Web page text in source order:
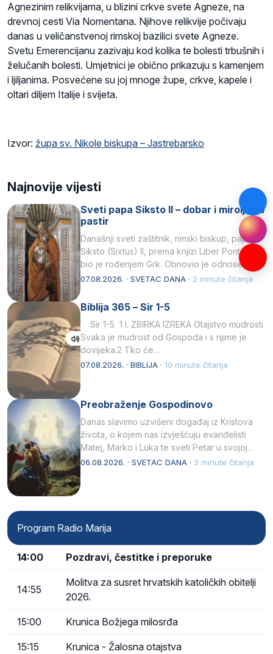
Agnezinim relikvijama, u blizini crkve svete Agneze, na
drevnoj cesti Via Nomentana. Njihove relikvije počivaju
danas u veličanstvenoj rimskoj bazilici svete Agneze.
Svetu Emerencijanu zazivaju kod kolika te bolesti trbušnih i
želučanih bolesti. Umjetnici je obično prikazuju s kamenjem
i ljiljanima. Posvećene su joj mnoge župe, crkve, kapele i
oltari diljem Italije i svijeta.
Izvor: župa sv. Nikole biskupa – Jastrebarsko
Najnovije vijesti
Sveti papa Siksto II – dobar i miroljubiv
pastir
Današnji sveti zaštitnik, rimski biskup, papa
Siksto (Sixtus) II, prema knjizi Liber Pontificalis
bio je rođenjem Grk. Obnovio je odnose s
afričkim…
07.08.2026. · SVETAC DANA · 2 minute čitanja
Biblija 365 – Sir 1-5
Sir 1-5 1 I. ZBIRKA IZREKA Otajstvo mudrosti
Svaka je mudrost od Gospoda i s njime je
dovijeka.2 Tko će…
07.08.2026. · BIBLIJA · 10 minute čitanja
Preobraženje Gospodinovo
Danas slavimo uzvišeni događaj iz Kristova
života, o kojem nas izvješćuju evanđelisti
Matej, Marko i Luka te sveti Petar u svojoj
drugoj…
06.08.2026. · SVETAC DANA · 3 minute čitanja
Program Radio Marija
14:00 Pozdravi, čestitke i preporuke
14:55
Molitva za susret hrvatskih katoličkih obitelji
2026.
15:00 Krunica Božjega milosrđa
15:15 Krunica - Žalosna otajstva